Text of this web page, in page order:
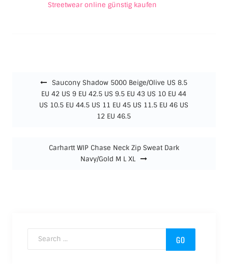
Streetwear online günstig kaufen
Saucony Shadow 5000 Beige/Olive US 8.5
EU 42 US 9 EU 42.5 US 9.5 EU 43 US 10 EU 44
US 10.5 EU 44.5 US 11 EU 45 US 11.5 EU 46 US
12 EU 46.5
Carhartt WIP Chase Neck Zip Sweat Dark
Navy/Gold M L XL